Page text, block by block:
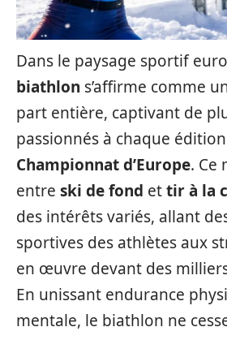
Dans le paysage sportif
biathlon s’affirme comme
part entière, captivant de
passionnés à chaque
Championnat d’Europe. Ce
entre ski de fond ettir à la
des intérêts variés, allant
sportives des athlètes aux
en œuvre devant des
En unissant endurance
mentale, le biathlon ne